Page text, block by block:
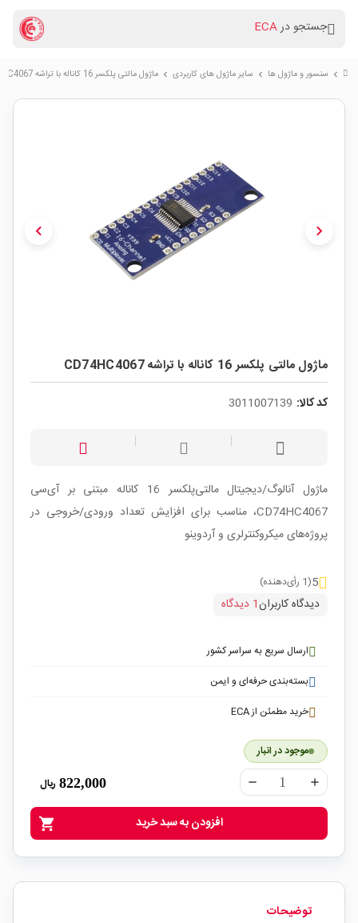
جستجو درECA
chevron_right سنسور و ماژول ها chevron_right سایر ماژول های کاربردی chevron_right ماژول مالتی پلکسر 16 کاناله با تراشه CD74HC4067
chevron_left chevron_right
ماژول مالتی پلکسر 16 کاناله با تراشه CD74HC4067
کد کالا: 3011007139
ماژول آنالوگ/دیجیتال مالتی‌پلکسر 16 کاناله مبتنی بر آی‌سی
CD74HC4067، مناسب برای افزایش تعداد ورودی/خروجی در
پروژه‌های میکروکنترلری و آردوینو
5(1 رأی‌دهنده)
دیدگاه کاربران1 دیدگاه
ارسال سریع به سراسر کشور
بسته‌بندی حرفه‌ای و ایمن
خرید مطمئن از ECA
موجود در انبار
remove add
822,000 ریال
shopping_cart افزودن به سبد خرید
توضیحات